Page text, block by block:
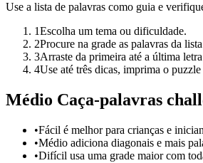
Use a lista de palavras como guia e
1Escolha um tema ou dificuldade.
2Procure na grade as palavras da
3Arraste da primeira até a última
4Use até três dicas, imprima o
Médio Caça-palavras
•Fácil é melhor para crianças e
•Médio adiciona diagonais e mais
•Difícil usa uma grade maior com